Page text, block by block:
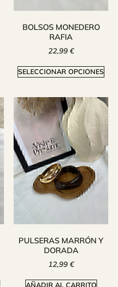
BOLSOS MONEDERO
RAFIA
22,99 €
SELECCIONAR OPCIONES
PULSERAS MARRÓN Y
DORADA
12,99 €
AÑADIR AL CARRITO